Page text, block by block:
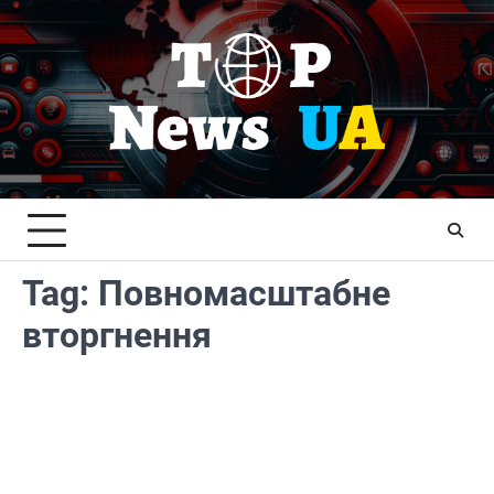
Skip
to
content
Tag: Повномасштабне
вторгнення